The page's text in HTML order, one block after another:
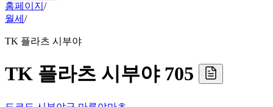
홈페이지 /
월세 /
TK 플라츠 시부야
TK 플라츠 시부야 705